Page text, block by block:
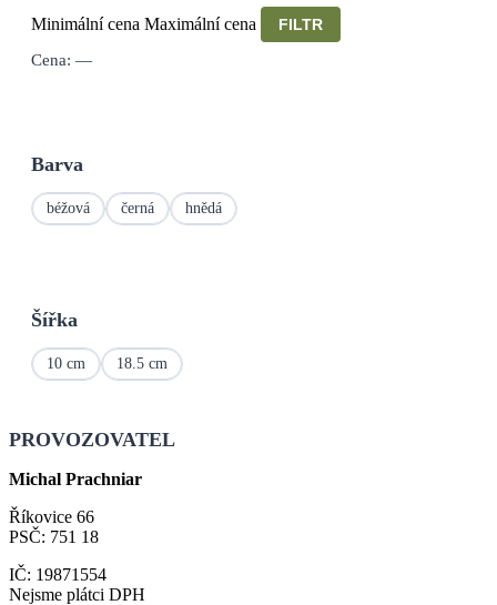
Minimální cena Maximální cena
FILTR
Cena: —
Barva
béžová černá hnědá
Šířka
10 cm 18.5 cm
PROVOZOVATEL
Michal Prachniar
Říkovice 66
PSČ: 751 18
IČ: 19871554
Nejsme plátci DPH